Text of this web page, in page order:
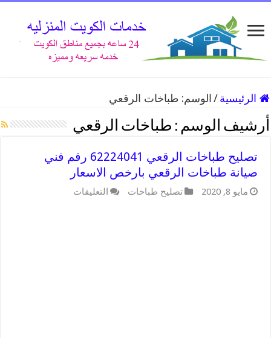
الرئيسية / الوسم: طباخات الرقعي
أرشيف الوسم : طباخات الرقعي
تصليح طباخات الرقعي 62224041 رقم فني
صيانة طباخات الرقعي بارخص الاسعار
مايو 8, 2020 تصليح طباخات التعليقات